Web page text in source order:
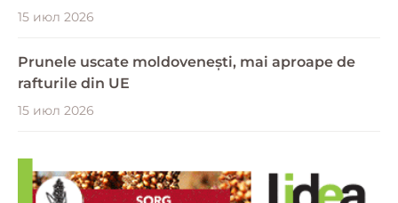
15 июл 2026
Prunele uscate moldovenești, mai aproape de
rafturile din UE
15 июл 2026